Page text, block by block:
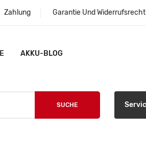
Zahlung Garantie Und Widerrufsrecht
AKKU-BLOG
SUCHE